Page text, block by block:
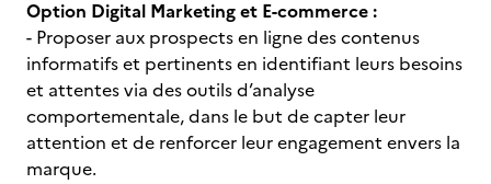
Option Digital Marketing et E-commerce :
- Proposer aux prospects en ligne des contenus
informatifs et pertinents en identifiant leurs besoins
et attentes via des outils d’analyse
comportementale, dans le but de capter leur
attention et de renforcer leur engagement envers la
marque.